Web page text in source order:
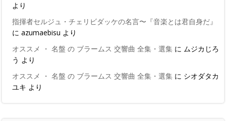
より
指揮者セルジュ・チェリビダッケの名言〜『音楽とは君自身だ』
に azumaebisu より
オススメ ・ 名盤 の ブラームス 交響曲 全集・選集 に ムジカじろ
う より
オススメ ・ 名盤 の ブラームス 交響曲 全集・選集 に シオダタカ
ユキ より